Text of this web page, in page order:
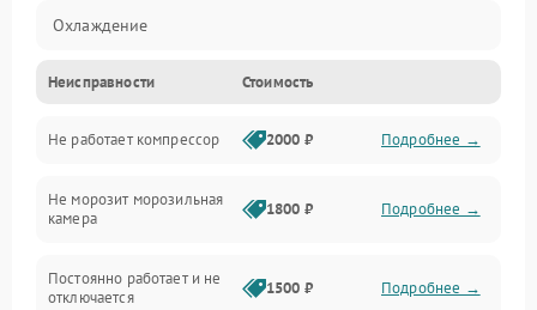
Охлаждение
Механика
Электропитание
Дренаж
Неисправности Стоимость
Не работает компрессор 2000 ₽ Подробнее →
Не морозит морозильная
камера
1800 ₽ Подробнее →
Постоянно работает и не
отключается
1500 ₽ Подробнее →